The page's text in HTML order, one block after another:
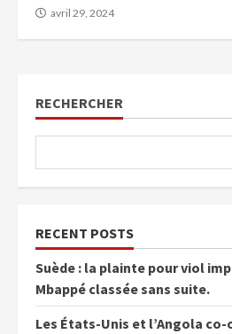
avril 29, 2024
RECHERCHER
RECENT POSTS
Suède : la plainte pour viol
Mbappé classée sans suite.
Les États-Unis et l’Angola